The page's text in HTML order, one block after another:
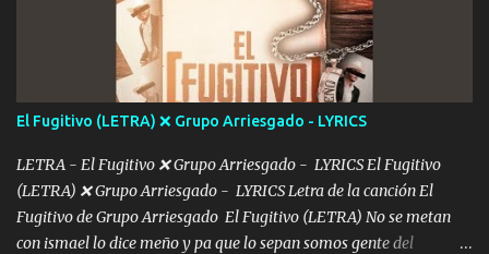
De mi vida... Cómo tú no hay nadie más No hay nadie
más Si te sientes sola no me llames porfa Me pongo sencible e
imagino tu sombra Clase azul es el tequila e interior la ropa Clip
cap la champagne el polvo es color rosa Me contacto un ángel eres
tú mi hermosa La que me alegra los días y sigo tomando Y
pensar... Que tú ya no vas a estar Pasarán... Solito me dejaras
Intentar... ...
El Fugitivo (LETRA) ❌ Grupo Arriesgado - LYRICS
LETRA - El Fugitivo ❌ Grupo Arriesgado - LYRICS El Fugitivo
(LETRA) ❌ Grupo Arriesgado - LYRICS Letra de la canción El
Fugitivo de Grupo Arriesgado El Fugitivo (LETRA) No se metan
con ismael lo dice meño y pa que lo sepan somos gente del